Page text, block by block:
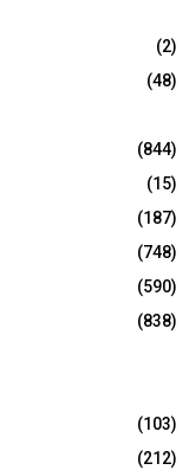
(2)
(48)
(844)
(15)
(187)
(748)
(590)
(838)
(103)
(212)